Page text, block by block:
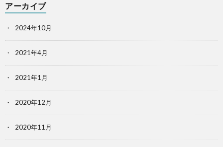
アーカイブ
2024年10月
2021年4月
2021年1月
2020年12月
2020年11月